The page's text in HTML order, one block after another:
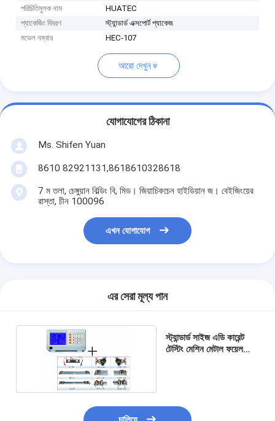
পরিচিতিমুলক নাম
HUATEC
প্যাকেজিং বিবরণ
স্ট্যান্ডার্ড এক্সপোর্ট প্যাকেজ
মডেল নম্বার
HEC-107
আরো দেখুন
যোগাযোগের ঠিকানা
Ms. Shifen Yuan
8610 82921131,8618610328618
7 ম তলা, চেঙ্গুয়ান বিল্ডিং বি, মিড। জিয়াচিকচেন হাইডিয়ান জ। বেইজিংয়ের
রাস্তা, চীন 100096
এখন যোগাযোগ
এর সেরা মূল্য পান
স্ট্যান্ডার্ড সাইজ এডি কারেন্ট
টেস্টিং মেশিন মেটাল ফয়েল